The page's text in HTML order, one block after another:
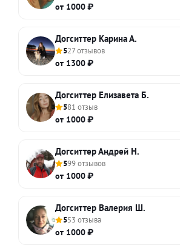
от 1000 ₽
Догситтер Карина А.
527 отзывов
от 1300 ₽
Догситтер Елизавета Б.
581 отзыв
от 1000 ₽
Догситтер Андрей Н.
599 отзывов
от 1000 ₽
Догситтер Валерия Ш.
553 отзыва
от 1000 ₽